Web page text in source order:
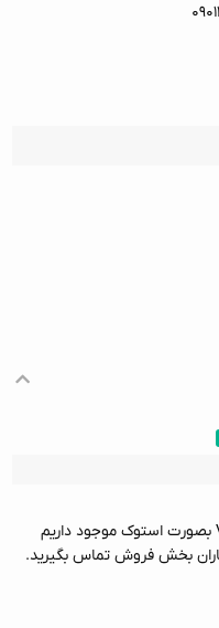
بخش فروش تماس بگیرید.